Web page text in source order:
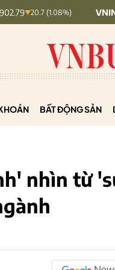
20.7 (1.08%) VNINDEX:
BẤT ĐỘNG SẢN
nhìn từ